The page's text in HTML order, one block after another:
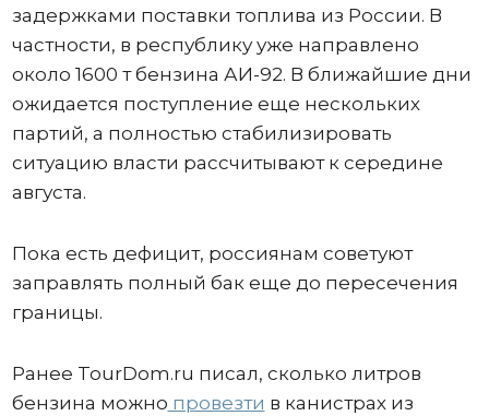
задержками поставки топлива из России. В
частности, в республику уже направлено
около 1600 т бензина АИ-92. В ближайшие дни
ожидается поступление еще нескольких
партий, а полностью стабилизировать
ситуацию власти рассчитывают к середине
августа.
Пока есть дефицит, россиянам советуют
заправлять полный бак еще до пересечения
границы.
Ранее TourDom.ru писал, сколько литров
бензина можно провезти в канистрах из